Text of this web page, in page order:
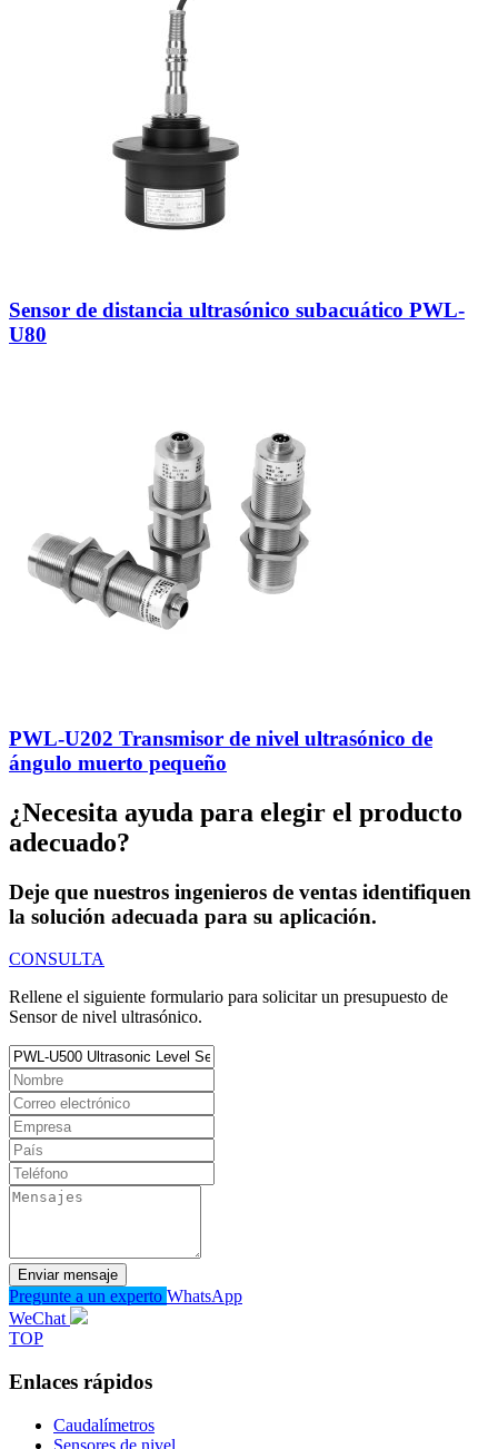
Sensor de distancia ultrasónico subacuático PWL-
U80
PWL-U202 Transmisor de nivel ultrasónico de
ángulo muerto pequeño
¿Necesita ayuda para elegir el producto
adecuado?
Deje que nuestros ingenieros de ventas identifiquen
la solución adecuada para su aplicación.
CONSULTA
Rellene el siguiente formulario para solicitar un presupuesto de
Sensor de nivel ultrasónico.
Enviar mensaje
Pregunte a un experto WhatsApp
WeChat
TOP
Enlaces rápidos
Caudalímetros
Sensores de nivel